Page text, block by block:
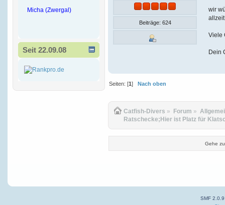
Micha (Zwergal)
Seit 22.09.08
Beiträge: 624
wir
Viele
Dein
Seiten: [1] Nach oben
Catfish-Divers » Forum »
Ratschecke;Hier ist Platz für
Gehe
SMF 2.0.9